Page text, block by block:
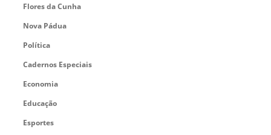
Flores da Cunha
Nova Pádua
Política
Cadernos Especiais
Economia
Educação
Esportes